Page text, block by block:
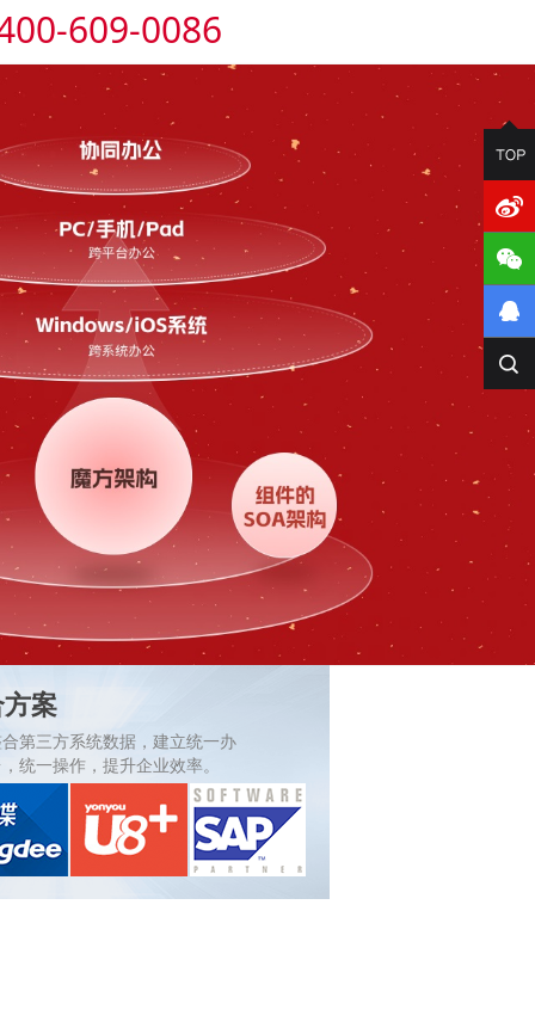
609-0086
案
第三方系统数据，建立统一办
统一操作，提升企业效率。